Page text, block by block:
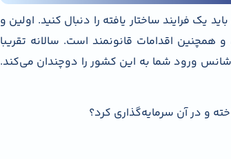
یک فرایند ساختار یافته را دنبال کنید. اولین و
اقدامات قانونمند است. سالانه تقریبا
ورود شما به این کشور را دوچندان می‌کند.
و در آن سرمایه‌گذاری کرد؟